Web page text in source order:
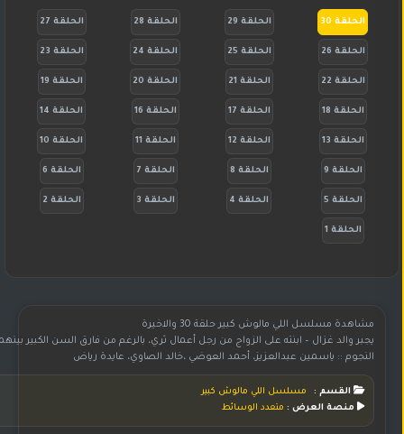
الحلقة 30 الحلقة 29 الحلقة 28 الحلقة 27
الحلقة 26 الحلقة 25 الحلقة 24 الحلقة 23
الحلقة 22 الحلقة 21 الحلقة 20 الحلقة 19
الحلقة 18 الحلقة 17 الحلقة 16 الحلقة 14
الحلقة 13 الحلقة 12 الحلقة 11 الحلقة 10
الحلقة 9 الحلقة 8 الحلقة 7 الحلقة 6
الحلقة 5 الحلقة 4 الحلقة 3 الحلقة 2
الحلقة 1
مشاهدة مسلسل اللي مالوش كبير حلقة 30 والاخيرة
يجبر والد غزال – ابنته على الزواج من رجل أعمال ثري، بالرغم من فارق السن
النجوم :: ياسمين عبدالعزيز، أحمد العوضي ،خالد الصاوي، عايدة رياض
القسم :
مسلسل اللي مالوش كبير
منصة العرض : متعدد الوسائط